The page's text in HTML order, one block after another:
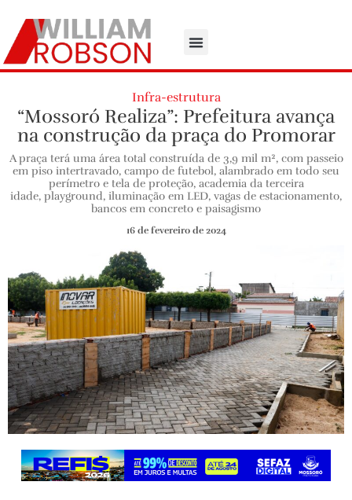
Infra-estrutura
“Mossoró Realiza”: Prefeitura avança
na construção da praça do Promorar
A praça terá uma área total construída de 3,9 mil m², com passeio
em piso intertravado, campo de futebol, alambrado em todo seu
perímetro e tela de proteção, academia da terceira
idade, playground, iluminação em LED, vagas de estacionamento,
bancos em concreto e paisagismo
16 de fevereiro de 2024